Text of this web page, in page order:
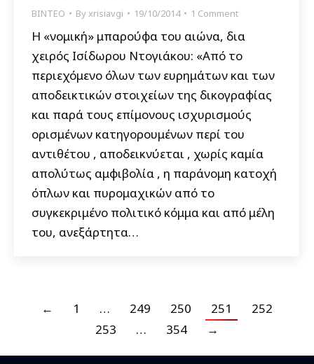
ΒΙΝΤΕΟ Byxrisiavgi 19/10/2014 1 Comment
Η «νομική» μπαρούφα του αιώνα, δια
χειρός Ισίδωρου Ντογιάκου: «Από το
περιεχόμενο όλων των ευρημάτων και των
αποδεικτικών στοιχείων της δικογραφίας
και παρά τους επίμονους ισχυρισμούς
ορισμένων κατηγορουμένων περί του
αντιθέτου , αποδεικνύεται , χωρίς καμία
απολύτως αμφιβολία , η παράνομη κατοχή
όπλων και πυρομαχικών από το
συγκεκριμένο πολιτικό κόμμα και από μέλη
του, ανεξάρτητα…
← 1 … 249 250 251
252
253
… 354 →